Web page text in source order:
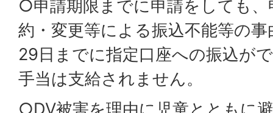
○申請期限までに申請をしても、
約・変更等による振込不能等の
29日までに指定口座への振込が
手当は支給されません。